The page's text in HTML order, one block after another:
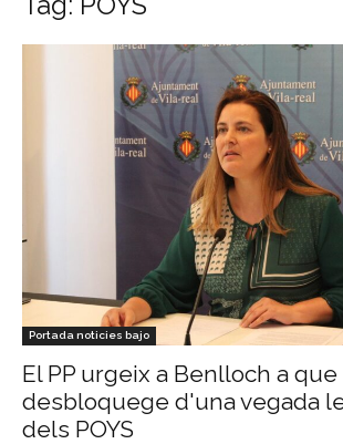
Portada noticies bajo
El PP urgeix a Benlloch a que
desbloquege d'una vegada
dels POYS